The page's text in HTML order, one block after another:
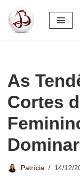
Pular
As
Cortes
Patrícia 14/12/